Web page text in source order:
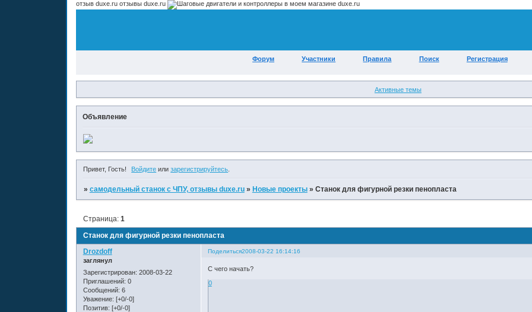
отзыв duxe.ru отзывы duxe.ru
Форум Участники Правила Поиск Регистрация
Активные темы
Объявление
Привет, Гость! Войдите илизарегистрируйтесь
» самодельный станок с ЧПУ, отзывы duxe.ru » Новые проекты » Станок для фигурной резки пенопласта
Станок для фигурной резки пенопласта
Страница: 1
Поделиться2008-03-22 16:14:16
Drozdoff
заглянул
Зарегистрирован: 2008-03-22
Приглашений: 0
Сообщений: 6
Уважение: [+0/-0]
Позитив: [+0/-0]
С чего начать?
0